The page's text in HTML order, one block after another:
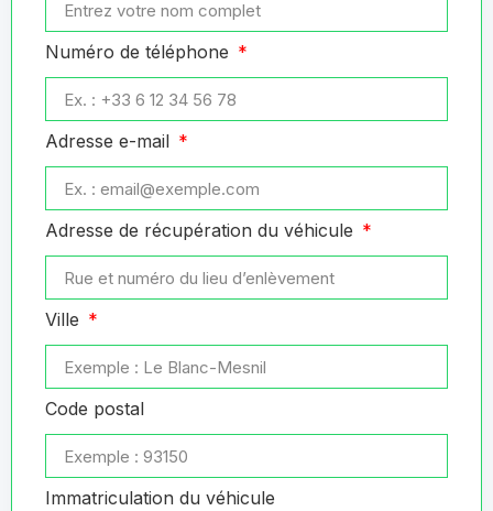
Numéro de téléphone
Adresse e-mail
Adresse de récupération du véhicule
Ville
Code postal
Immatriculation du véhicule